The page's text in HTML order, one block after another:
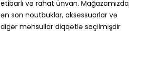
etibarlı və rahat ünvan. Mağazamızda
ən son noutbuklar, aksessuarlar və
digər məhsullar diqqətlə seçilmişdir